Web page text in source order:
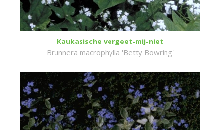
Kaukasische vergeet-mij-niet
Brunnera macrophylla 'Betty Bowring'